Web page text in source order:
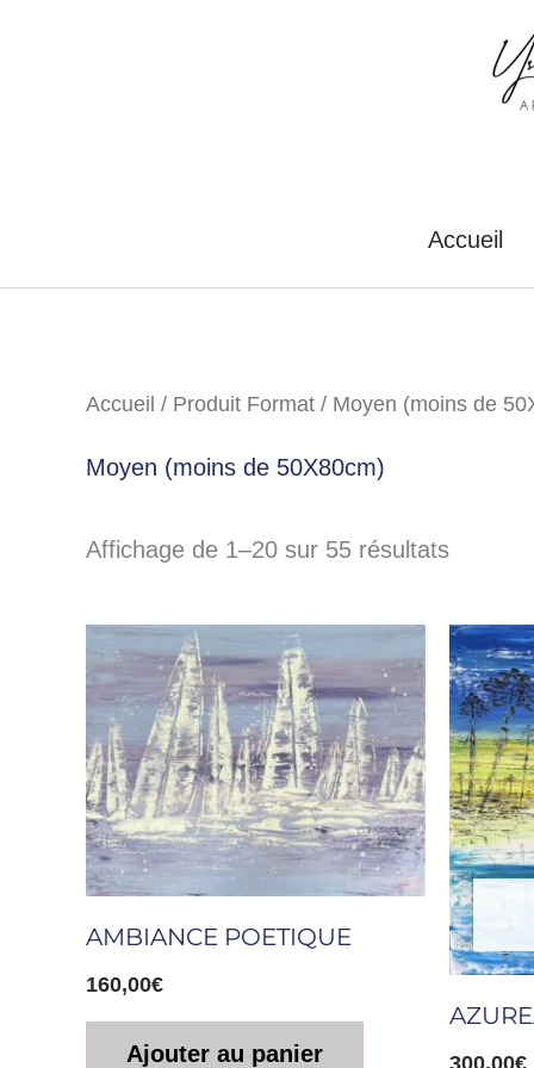
Accueil
Accueil / Produit Format / Moyen (moins de
Moyen (moins de 50X80cm)
Affichage de 1–20 sur 55 résultats
AMBIANCE POETIQUE
160,00€
Ajouter au panier 300,00€